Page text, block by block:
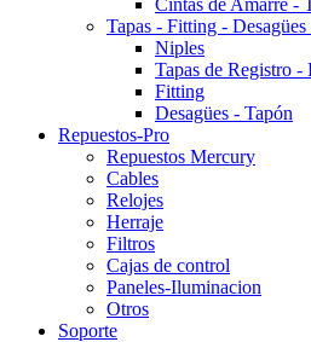
Cintas de Amarre -
Tapas - Fitting -
Niples
Tapas de Registro -
Fitting
Desagües - Tapón
Repuestos-Pro
Repuestos Mercury
Cables
Relojes
Herraje
Filtros
Cajas de control
Paneles-Iluminacion
Otros
Soporte